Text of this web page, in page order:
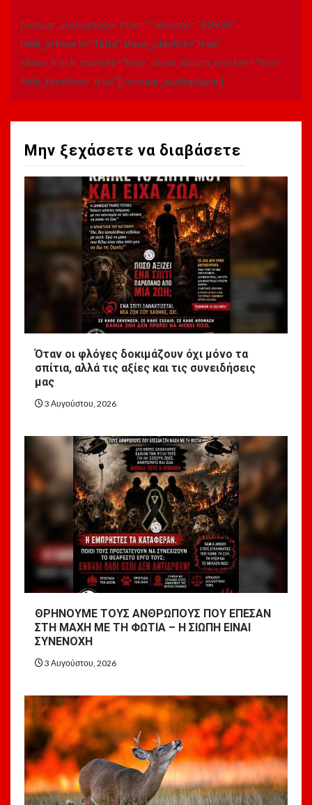
[sonaar_audioplayer title=”” albums=”10936″
hide_artwork=”false” show_playlist=”true”
show_track_market=”true” show_album_market=”true”
hide_timeline=”true”][/sonaar_audioplayer]
Μην ξεχάσετε να διαβάσετε
Όταν οι φλόγες δοκιμάζουν όχι μόνο τα
σπίτια, αλλά τις αξίες και τις συνειδήσεις
μας
3 Αυγούστου, 2026
ΘΡΗΝΟΥΜΕ ΤΟΥΣ ΑΝΘΡΩΠΟΥΣ ΠΟΥ ΕΠΕΣΑΝ
ΣΤΗ ΜΑΧΗ ΜΕ ΤΗ ΦΩΤΙΑ – Η ΣΙΩΠΗ ΕΙΝΑΙ
ΣΥΝΕΝΟΧΗ
3 Αυγούστου, 2026